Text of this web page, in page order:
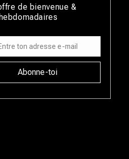
de bienvenue &
Abonne-toi